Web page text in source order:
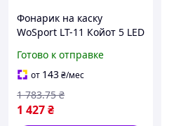
Фонарик на каску
WoSport LT-11 Койот 5 LED
тактических игр и
военных операций
Готово к отправке
от 143₴/мес
1 427₴
1 783.75 ₴